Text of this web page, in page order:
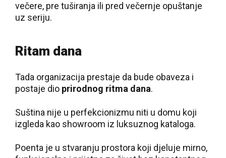
večere, pre tuširanja ili pred večernje opuštanje
uz seriju.
Ritam dana
Tada organizacija prestaje da bude obaveza i
postaje dio prirodnog ritma dana.
Suština nije u perfekcionizmu niti u domu koji
izgleda kao showroom iz luksuznog kataloga.
Poenta je u stvaranju prostora koji djeluje mirno,